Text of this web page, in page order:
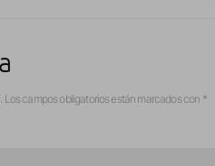
Los campos obligatorios están marcados con *